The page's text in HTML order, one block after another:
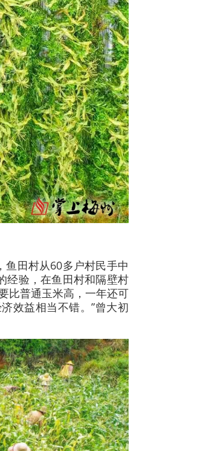
田村从60多户村民手中
经验，在鱼田村和隔壁村
比普通玉米高，一年还可
效益相当不错。”曾大初